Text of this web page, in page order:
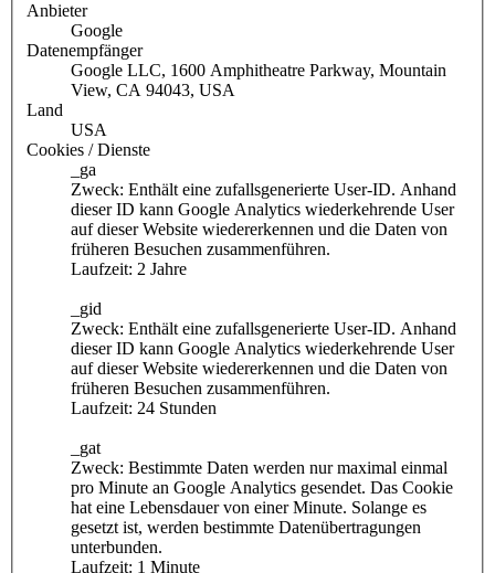
Anbieter
Google
Datenempfänger
Google LLC, 1600 Amphitheatre Parkway, Mountain
View, CA 94043, USA
Land
USA
Cookies / Dienste
_ga
Zweck: Enthält eine zufallsgenerierte User-ID. Anhand
dieser ID kann Google Analytics wiederkehrende User
auf dieser Website wiedererkennen und die Daten von
früheren Besuchen zusammenführen.
Laufzeit: 2 Jahre
_gid
Zweck: Enthält eine zufallsgenerierte User-ID. Anhand
dieser ID kann Google Analytics wiederkehrende User
auf dieser Website wiedererkennen und die Daten von
früheren Besuchen zusammenführen.
Laufzeit: 24 Stunden
_gat
Zweck: Bestimmte Daten werden nur maximal einmal
pro Minute an Google Analytics gesendet. Das Cookie
hat eine Lebensdauer von einer Minute. Solange es
gesetzt ist, werden bestimmte Datenübertragungen
unterbunden.
Laufzeit: 1 Minute